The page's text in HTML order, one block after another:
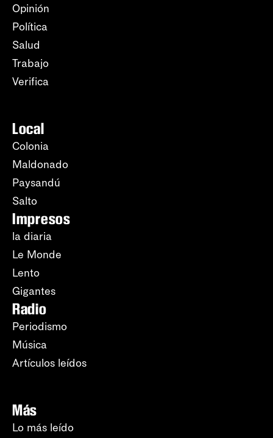
Opinión
Política
Salud
Trabajo
Verifica
Local
Colonia
Maldonado
Paysandú
Salto
Impresos
la diaria
Le Monde
Lento
Gigantes
Radio
Periodismo
Música
Artículos leídos
Más
Lo más leído